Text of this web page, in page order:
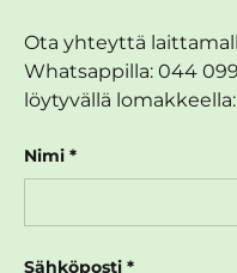
Ota yhteyttä
Whatsappilla: 044
löytyvällä lomakkeella:
Nimi
Sähköposti